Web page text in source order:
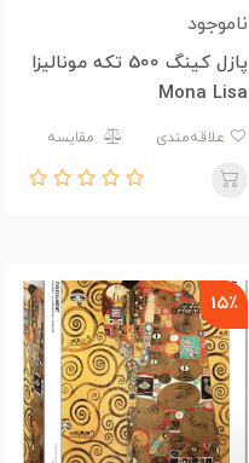
ناموجود
پازل کینگ 500 تکه مونالیزا
Mona Lisa
مقایسه
15٪